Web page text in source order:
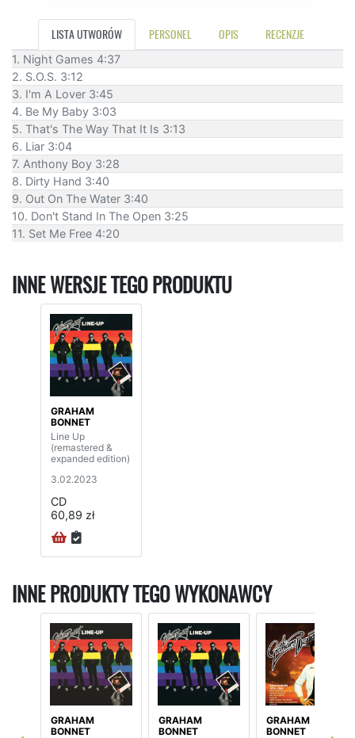
LISTA UTWORÓW PERSONEL OPIS RECENZJE
1. Night Games 4:37
2. S.O.S. 3:12
3. I'm A Lover 3:45
4. Be My Baby 3:03
5. That's The Way That It Is 3:13
6. Liar 3:04
7. Anthony Boy 3:28
8. Dirty Hand 3:40
9. Out On The Water 3:40
10. Don't Stand In The Open 3:25
11. Set Me Free 4:20
INNE WERSJE TEGO PRODUKTU
GRAHAM
BONNET
Line Up
(remastered &
expanded edition)
3.02.2023
CD
60,89 zł
INNE PRODUKTY TEGO WYKONAWCY
GRAHAM
BONNET
GRAHAM
BONNET
GRAHAM
BONNET